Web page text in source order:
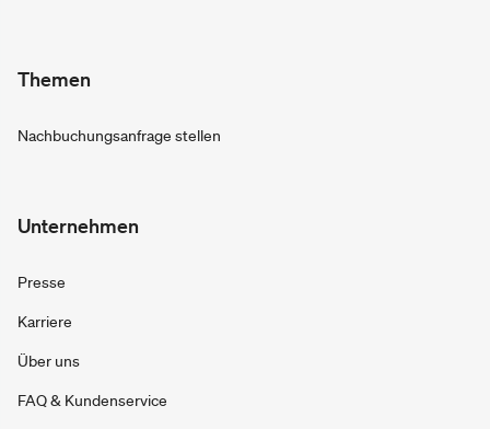
Themen
Nachbuchungsanfrage stellen
Unternehmen
Presse
Karriere
Über uns
FAQ & Kundenservice